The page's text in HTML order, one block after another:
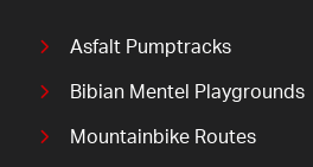
Asfalt Pumptracks
Bibian Mentel Playgrounds
Mountainbike Routes